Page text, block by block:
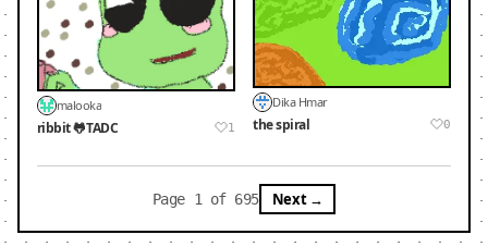
malooka
ribbit 🐸TADC 1
Dika Hmar
the spiral 0
Page 1 of 695 Next →